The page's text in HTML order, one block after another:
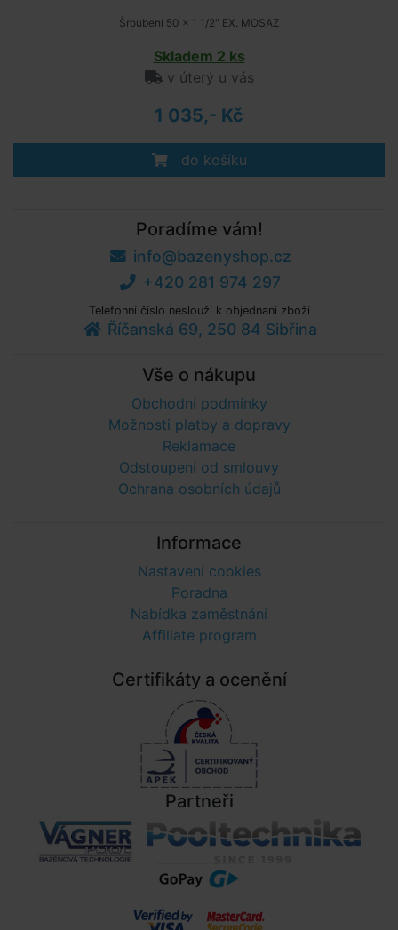
Šroubení 50 x 1 1/2" EX. MOSAZ
Skladem 2 ks
v úterý u vás
1 035,- Kč
do košíku
Poradíme vám!
info@bazenyshop.cz
+420 281 974 297
Telefonní číslo neslouží k objednaní zboží
Říčanská 69, 250 84 Sibřina
Vše o nákupu
Obchodní podmínky
Možnosti platby a dopravy
Reklamace
Odstoupení od smlouvy
Ochrana osobních údajů
Informace
Nastavení cookies
Poradna
Nabídka zaměstnání
Affiliate program
Certifikáty a ocenění
Partneři